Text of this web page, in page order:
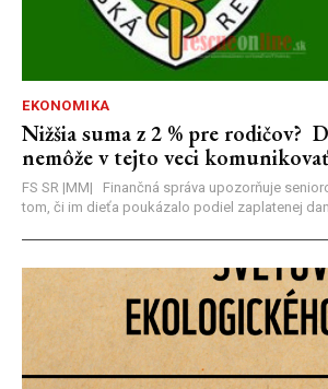
EKONOMIKA
Nižšia suma z 2 % pre rodičov?
nemôže v tejto veci
FS SR |MM| Finančná správa upozorňuje
tom, či im dieťa poukázalo podiel zaplatenej